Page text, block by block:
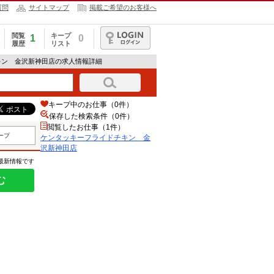
問 サイトマップ 掲載ご希望のお客様へ
閲覧
履歴
1
キープ
リスト
0
ログイン
ン 金沢新神田店の求人情報詳細
プ
新情報です
キープ中のお仕事（0件）
保存した検索条件（0件）
閲覧したお仕事（1件）
ケンタッキーフライドチキン 金
沢新神田店